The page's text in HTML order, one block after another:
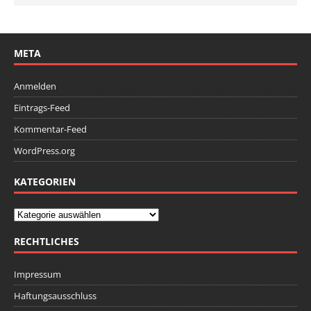
META
Anmelden
Eintrags-Feed
Kommentar-Feed
WordPress.org
KATEGORIEN
RECHTLICHES
Impressum
Haftungsausschluss